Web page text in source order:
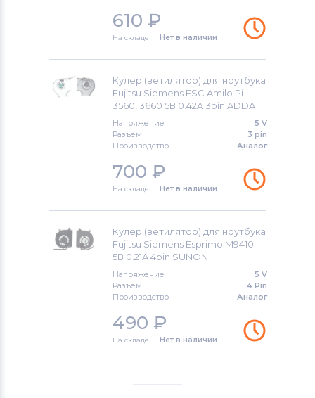
610 ₽
На складе Нет в наличии
Кулер (ветилятор) для ноутбука
Fujitsu Siemens FSC Amilo Pi
3560, 3660 5В 0.42A 3pin ADDA
Напряжение
5 V
Разъем
3 pin
Производство
Аналог
700 ₽
На складе Нет в наличии
Кулер (ветилятор) для ноутбука
Fujitsu Siemens Esprimo M9410
5В 0.21A 4pin SUNON
Напряжение
5 V
Разъем
4 Pin
Производство
Аналог
490 ₽
На складе Нет в наличии